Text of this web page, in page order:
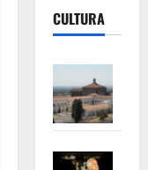
CULTURA